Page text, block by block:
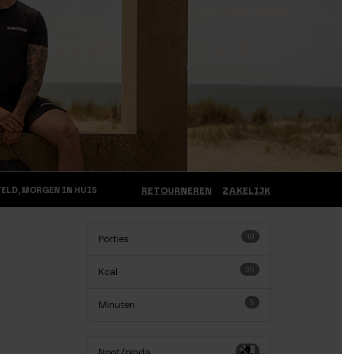
RETOURNEREN ZAKELIJK
MORGEN IN HUIS
Porties 10
Kcal 35
Minuten 5